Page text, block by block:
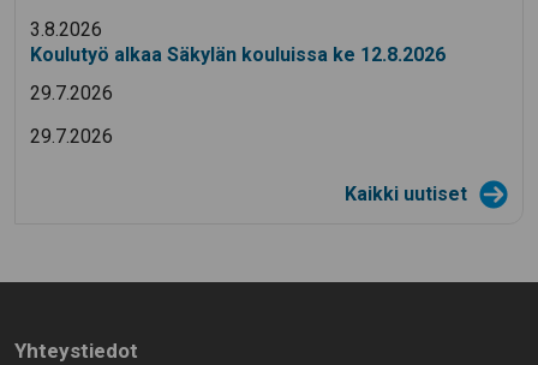
3.8.2026
Koulutyö alkaa Säkylän kouluissa ke 12.8.2026
29.7.2026
29.7.2026
Kaikki uutiset
Yhteystiedot